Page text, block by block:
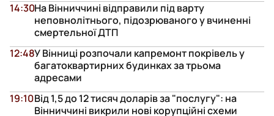
На Вінниччині відправили під варту
неповнолітнього, підозрюваного у вчиненні
смертельної ДТП
14:30
У Вінниці розпочали капремонт покрівель у
багатоквартирних будинках за трьома
адресами
12:48
Від 1,5 до 12 тисяч доларів за "послугу": на
Вінниччині викрили нові корупційні схеми
19:10